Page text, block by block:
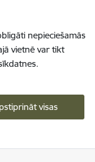
nepieciešamās
vietnē var tikt
visas